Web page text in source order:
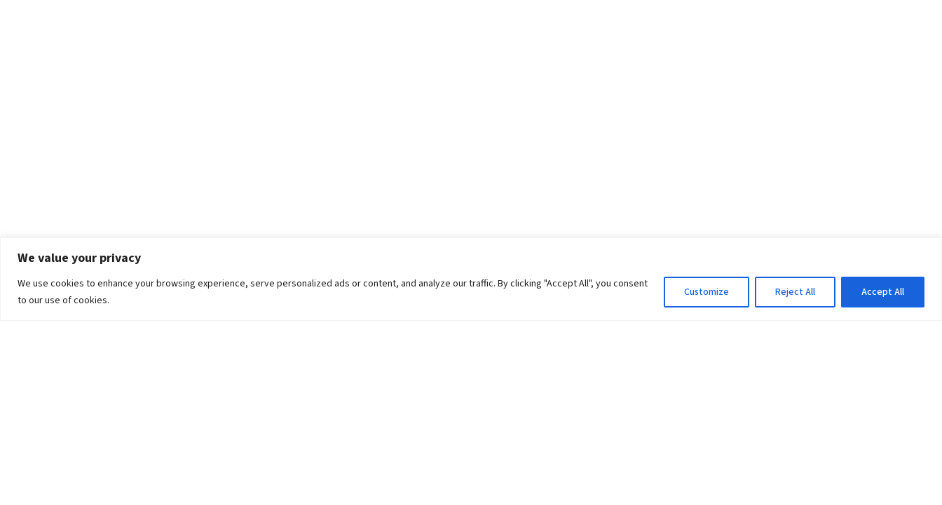
We value your privacy
We use cookies to enhance your browsing experience, serve personalized ads or content, and analyze our traffic. By clicking "Accept All", you consent
to our use of cookies.
Customize Reject All Accept All